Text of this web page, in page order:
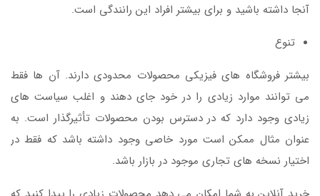
آنجا داشته باشید و برای بیشتر افراد این رانندگی است.
تنوع
بیشتر فروشگاه های فیزیکی محصولات محدودی دارند. آن ها فقط
می توانند موارد زیادی را در خود جای دهند و اغلب سیاست های
زیادی وجود دارد که در دسترس بودن محصولات تأثیرگذار است. به
عنوان مثال ممکن است مورد خاصی وجود داشته باشد که فقط در
اختیار نسخه های تجاری موجود در بازار باشد.